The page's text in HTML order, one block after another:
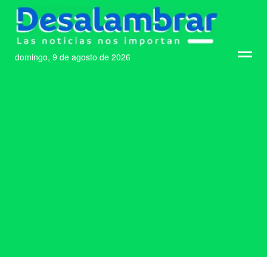
domingo, 9 de agosto de 2026